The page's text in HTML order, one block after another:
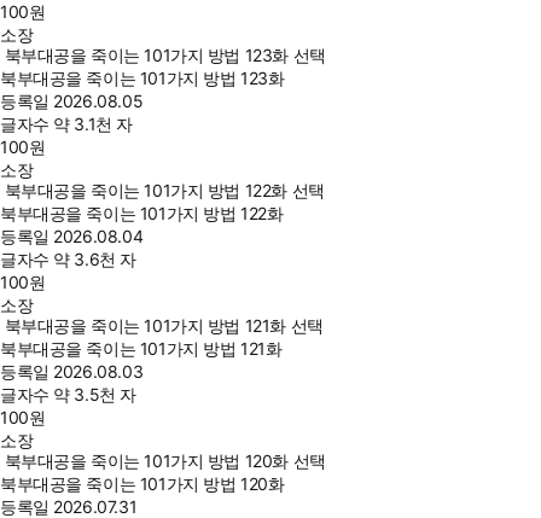
100원
소장
북부대공을 죽이는 101가지 방법 123화 선택
북부대공을 죽이는 101가지 방법 123화
등록일 2026.08.05
글자수 약 3.1천 자
100원
소장
북부대공을 죽이는 101가지 방법 122화 선택
북부대공을 죽이는 101가지 방법 122화
등록일 2026.08.04
글자수 약 3.6천 자
100원
소장
북부대공을 죽이는 101가지 방법 121화 선택
북부대공을 죽이는 101가지 방법 121화
등록일 2026.08.03
글자수 약 3.5천 자
100원
소장
북부대공을 죽이는 101가지 방법 120화 선택
북부대공을 죽이는 101가지 방법 120화
등록일 2026.07.31